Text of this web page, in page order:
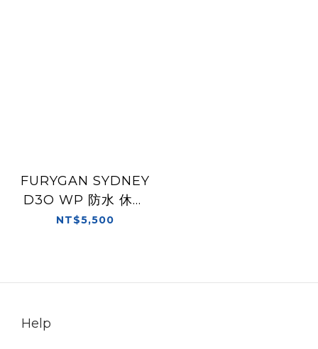
FURYGAN SYDNEY
D3O WP 防水 休閒
車靴
NT$5,500
Help